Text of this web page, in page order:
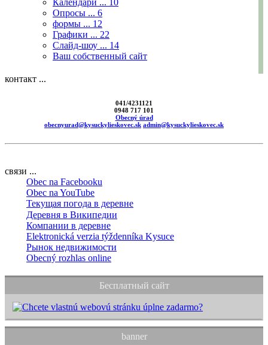
Календари ... 10
Опросы ... 6
формы ... 12
Графики ... 22
Слайд-шоу ... 14
Ваш собственный сайт
контакт ...
041/4231121
0948 717 101
Obecný úrad
obecnyurad@kysuckylieskovec.sk admin@kysuckylieskovec.sk
связи ...
Obec na Facebooku
Obec na YouTube
Текущая погода в деревне
Деревня в Википедии
Компании в деревне
Elektronická verzia týždenníka Kysuce
Рынок недвижимости
Obecný rozhlas online
Бесплатный сайт
banner